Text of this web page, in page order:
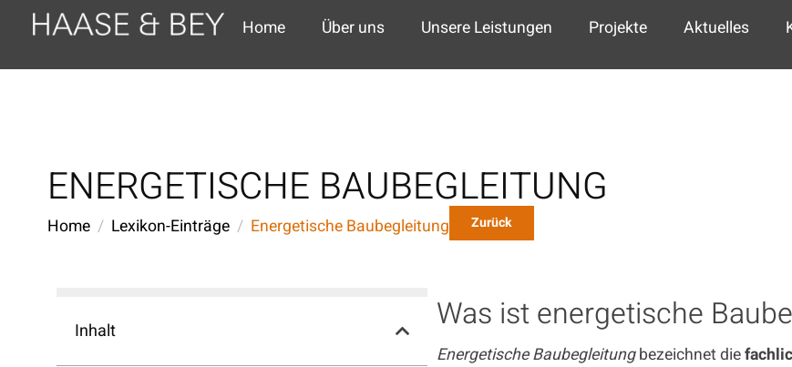
Home Über uns Unsere Leistungen Projekte Aktuelles
ENERGETISCHE BAUBEGLEITUNG
Home Lexikon-Einträge Energetische Baubegleitung Zurück
Inhalt Was ist energetische
Energetische Baubegleitungbezeichnet die